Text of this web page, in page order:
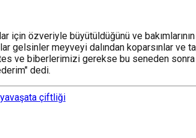
için özveriyle büyütüldüğünü ve
gelsinler meyveyi dalından koparsınlar
ve biberlerimizi gerekse bu seneden sonra
dedi.
ata çiftliği